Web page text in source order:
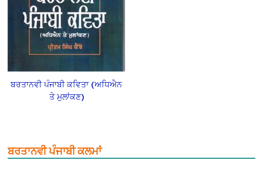
ਬਰਤਾਨਵੀ ਪੰਜਾਬੀ ਕਵਿਤਾ (ਅਧਿਐਨ
ਤੇ ਮੁਲਾਂਕਣ)
ਬਰਤਾਨਵੀ ਪੰਜਾਬੀ ਕਲਮਾਂ